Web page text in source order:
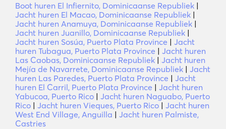
Boot huren El Infiernito, Dominicaanse Republiek |
Jacht huren El Macao, Dominicaanse Republiek |
Jacht huren Anamuya, Dominicaanse Republiek |
Jacht huren Juanillo, Dominicaanse Republiek |
Jacht huren Sosúa, Puerto Plata Province | Jacht
huren Tubagua, Puerto Plata Province | Jacht huren
Las Caobas, Dominicaanse Republiek | Jacht huren
Mejía de Navarrete, Dominicaanse Republiek | Jacht
huren Las Paredes, Puerto Plata Province | Jacht
huren El Carril, Puerto Plata Province | Jacht huren
Yabucoa, Puerto Rico | Jacht huren Naguabo, Puerto
Rico | Jacht huren Vieques, Puerto Rico | Jacht huren
West End Village, Anguilla | Jacht huren Palmiste,
Castries